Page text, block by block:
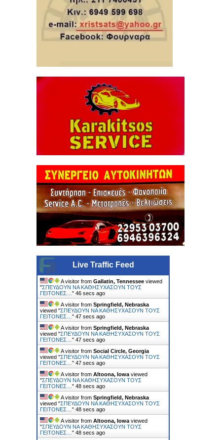
Live Traffic Feed
A visitor from Gallatin, Tennessee viewed
"ΣΠΕΥΔΟΥΝ ΝΑ ΚΑΘΗΣΥΧΑΣΟΥΝ ΤΟΥΣ
ΓΕΙΤΟΝΕΣ… " 47 secs ago
A visitor from Springfield, Nebraska
viewed "ΣΠΕΥΔΟΥΝ ΝΑ ΚΑΘΗΣΥΧΑΣΟΥΝ ΤΟΥΣ
ΓΕΙΤΟΝΕΣ… " 48 secs ago
A visitor from Springfield, Nebraska
viewed "ΣΠΕΥΔΟΥΝ ΝΑ ΚΑΘΗΣΥΧΑΣΟΥΝ ΤΟΥΣ
ΓΕΙΤΟΝΕΣ… " 48 secs ago
A visitor from Social Circle, Georgia
viewed "ΣΠΕΥΔΟΥΝ ΝΑ ΚΑΘΗΣΥΧΑΣΟΥΝ ΤΟΥΣ
ΓΕΙΤΟΝΕΣ… " 48 secs ago
A visitor from Altoona, Iowa viewed
"ΣΠΕΥΔΟΥΝ ΝΑ ΚΑΘΗΣΥΧΑΣΟΥΝ ΤΟΥΣ
ΓΕΙΤΟΝΕΣ… " 49 secs ago
A visitor from Springfield, Nebraska
viewed "ΣΠΕΥΔΟΥΝ ΝΑ ΚΑΘΗΣΥΧΑΣΟΥΝ ΤΟΥΣ
ΓΕΙΤΟΝΕΣ… " 49 secs ago
A visitor from Altoona, Iowa viewed
"ΣΠΕΥΔΟΥΝ ΝΑ ΚΑΘΗΣΥΧΑΣΟΥΝ ΤΟΥΣ
ΓΕΙΤΟΝΕΣ… " 49 secs ago